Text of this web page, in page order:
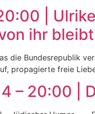
|
ihr bleibt
die Bundesrepublik
propagierte freie
– 20:00 |